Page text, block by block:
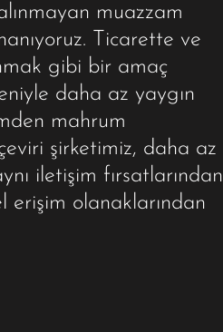
muazzam
Ticarette ve
gibi bir amaç
daha az yaygın
mahrum
şirketimiz, daha az
iletişim fırsatlarından
erişim olanaklarından